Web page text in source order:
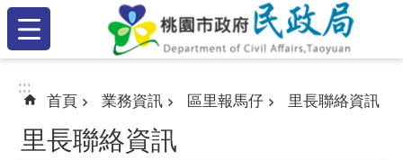
跳到主要內容區塊
:::
:::
:::
首頁 業務資訊 區里報馬仔 里長聯絡資訊
里長聯絡資訊